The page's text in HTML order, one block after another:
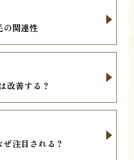
の関連性
改善する？
注目される？